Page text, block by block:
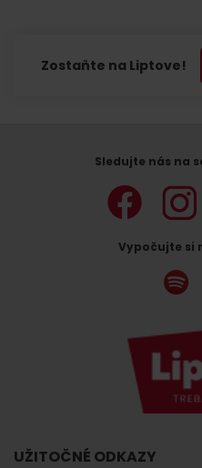
Zostaňte na Liptove!
Sledujte nás na
Vypočujte si
UŽITOČNÉ ODKAZY